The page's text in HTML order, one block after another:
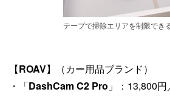
テープで掃除エリアを制限でき
【ROAV】（カー用品ブランド）
・「DashCam C2 Pro 」：13,800